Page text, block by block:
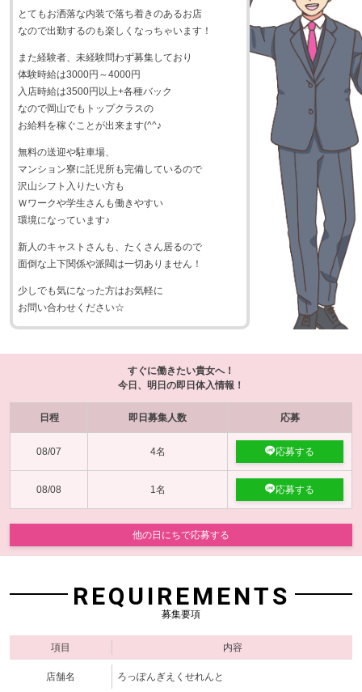
とてもお洒落な内装で落ち着きのあるお店
なので出勤するのも楽しくなっちゃいます！
また経験者、未経験問わず募集しており
体験時給は3000円～4000円
入店時給は3500円以上+各種バック
なので岡山でもトップクラスの
お給料を稼ぐことが出来ます(^^♪
無料の送迎や駐車場、
マンション寮に託児所も完備しているので
沢山シフト入りたい方も
Ｗワークや学生さんも働きやすい
環境になっています♪
新人のキャストさんも、たくさん居るので
面倒な上下関係や派閥は一切ありません！
少しでも気になった方はお気軽に
お問い合わせください☆
すぐに働きたい貴女へ！
今日、明日の即日体入情報！
日程 即日募集人数 応募
08/07 4名 応募する
08/08 1名 応募する
他の日にちで応募する
REQUIREMENTS
募集要項
項目 内容
店舗名 ろっぽんぎえくせれんと